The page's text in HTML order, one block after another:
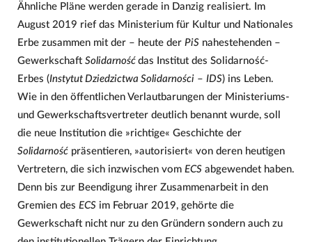
Ähnliche Pläne werden gerade in Danzig realisiert. Im
August 2019 rief das Ministerium für Kultur und Nationales
Erbe zusammen mit der – heute der PiSnahestehenden –
Gewerkschaft Solidarność das Institut des Solidarność-
Erbes (Instytut Dziedzictwa Solidarności– IDS) ins Leben.
Wie in den öffentlichen Verlautbarungen der Ministeriums-
und Gewerkschaftsvertreter deutlich benannt wurde, soll
die neue Institution die »richtige« Geschichte der
Solidarnośćpräsentieren, »autorisiert« von deren heutigen
Vertretern, die sich inzwischen vom ECSabgewendet haben.
Denn bis zur Beendigung ihrer Zusammenarbeit in den
Gremien des ECSim Februar 2019, gehörte die
Gewerkschaft nicht nur zu den Gründern sondern auch zu